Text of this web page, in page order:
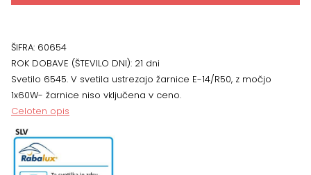
in
12,5
cm
količina
ŠIFRA: 60654
ROK DOBAVE (ŠTEVILO DNI): 21 dni
Svetilo 6545. V svetila ustrezajo žarnice E-14/R50, z močjo
1x60W- žarnice niso vključena v ceno.
Celoten opis